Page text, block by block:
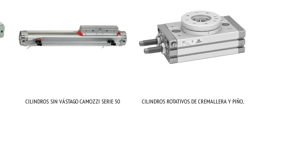
CILINDROS SIN VÁSTAGO CAMOZZI SERIE 50 CILINDROS ROTATIVOS DE CREMALLERA Y PIÑO...